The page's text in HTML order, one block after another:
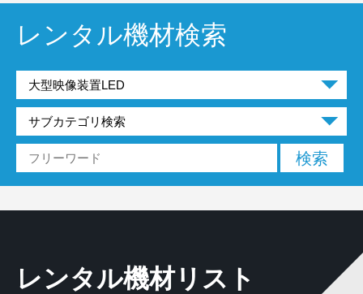
レンタル機材検索
レンタル機材リスト